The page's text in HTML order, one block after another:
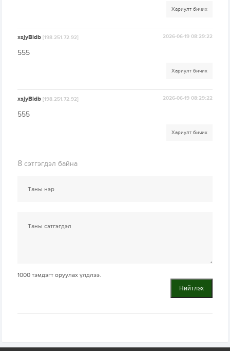
Хариулт бичих
xsjyBldb[198.251.72.92] 2026-06-19 08:29:22
555
Хариулт бичих
xsjyBldb[198.251.72.92] 2026-06-19 08:29:22
555
Хариулт бичих
8 сэтгэгдэл байна
1000 тэмдэгт оруулах үлдлээ.
Нийтлэх